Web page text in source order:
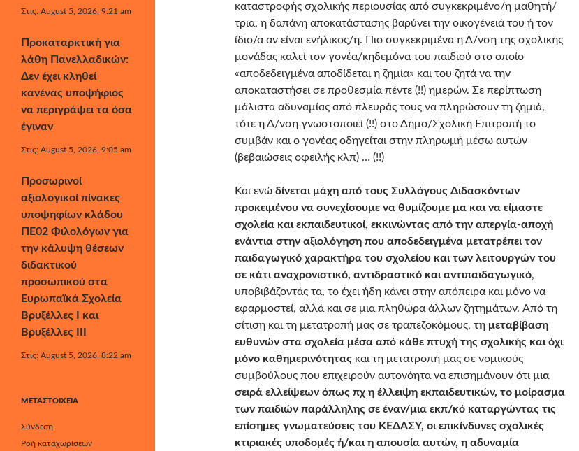
καταστροφής σχολικής περιουσίας από συγκεκριμένο/η μαθητή/
τρια, η δαπάνη αποκατάστασης βαρύνει την οικογένειά του ή τον
ίδιο/α αν είναι ενήλικος/η. Πιο συγκεκριμένα η Δ/νση της σχολικής
μονάδας καλεί τον γονέα/κηδεμόνα του παιδιού στο οποίο
«αποδεδειγμένα αποδίδεται η ζημία» και του ζητά να την
αποκαταστήσει σε προθεσμία πέντε (!!) ημερών. Σε περίπτωση
μάλιστα αδυναμίας από πλευράς τους να πληρώσουν τη ζημιά,
τότε η Δ/νση γνωστοποιεί (!!) στο Δήμο/Σχολική Επιτροπή το
συμβάν και ο γονέας οδηγείται στην πληρωμή μέσω αυτών
(βεβαιώσεις οφειλής κλπ) … (!!)
Και ενώ δίνεται μάχη από τους Συλλόγους Διδασκόντων
προκειμένου να συνεχίσουμε να θυμίζουμε μα και να είμαστε
σχολεία και εκπαιδευτικοί, εκκινώντας από την απεργία-αποχή
ενάντια στην αξιολόγηση που αποδεδειγμένα μετατρέπει τον
παιδαγωγικό χαρακτήρα του σχολείου και των λειτουργών του
σε κάτι αναχρονιστικό, αντιδραστικό και αντιπαιδαγωγικό,
υποβιβάζοντάς τα, το έχει ήδη κάνει στην απόπειρα και μόνο να
εφαρμοστεί, αλλά και σε μια πληθώρα άλλων ζητημάτων. Aπό τη
σίτιση και τη μετατροπή μας σε τραπεζοκόμους, τη μεταβίβαση
ευθυνών στα σχολεία μέσα από κάθε πτυχή της σχολικής και όχι
μόνο καθημερινότητας και τη μετατροπή μας σε νομικούς
συμβούλους που επιχειρούν αυτονόητα να επισημάνουν ότι μια
σειρά ελλείψεων όπως πχ η έλλειψη εκπαιδευτικών, το μοίρασμα
των παιδιών παράλληλης σε έναν/μια εκπ/κό καταργώντας τις
επίσημες γνωματεύσεις του ΚΕΔΑΣΥ, οι επικίνδυνες σχολικές
κτιριακές υποδομές ή/και η απουσία αυτών, η αδυναμία
Στις: August 5, 2026, 9:21 am
Προκαταρκτική για
λάθη Πανελλαδικών:
Δεν έχει κληθεί
κανένας υποψήφιος
να περιγράψει τα όσα
έγιναν
Στις: August 5, 2026, 9:05 am
Προσωρινοί
αξιολογικοί πίνακες
υποψηφίων κλάδου
ΠΕ02 Φιλολόγων για
την κάλυψη θέσεων
διδακτικού
προσωπικού στα
Ευρωπαϊκά Σχολεία
Βρυξέλλες Ι και
Βρυξέλλες ΙΙΙ
Στις: August 5, 2026, 8:22 am
ΜΕΤΑΣΤΟΙΧΕΊΑ
Σύνδεση
Ροή καταχωρίσεων